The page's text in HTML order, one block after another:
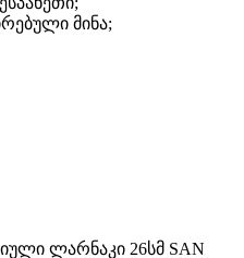
მინა;
ლარნაკი 26სმ SAN